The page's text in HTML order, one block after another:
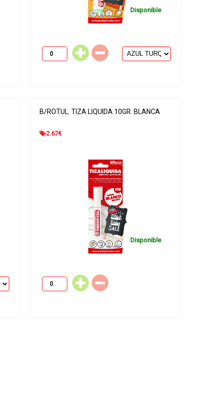
Disponible
B/ROTUL. TIZA LIQUIDA 10GR. BLANCA
2.67€
Disponible